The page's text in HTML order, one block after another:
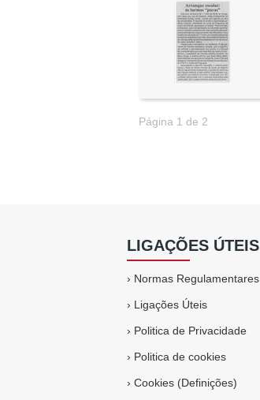
Página 1 de 2
LIGAÇÕES ÚTEIS
› Normas Regulamentares
› Ligações Úteis
› Politica de Privacidade
› Politica de cookies
›Cookies (Definições)